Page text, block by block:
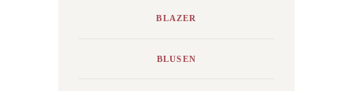
BLAZER
BLUSEN